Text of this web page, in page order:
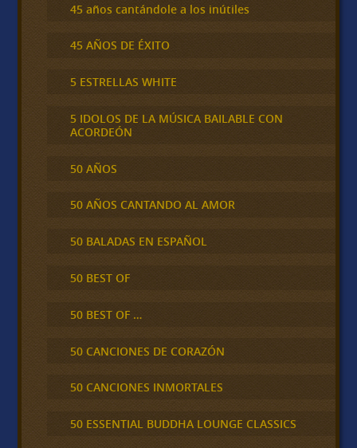
45 años cantándole a los inútiles
45 AÑOS DE ÉXITO
5 ESTRELLAS WHITE
5 IDOLOS DE LA MÚSICA BAILABLE CON
ACORDEÓN
50 AÑOS
50 AÑOS CANTANDO AL AMOR
50 BALADAS EN ESPAÑOL
50 BEST OF
50 BEST OF …
50 CANCIONES DE CORAZÓN
50 CANCIONES INMORTALES
50 ESSENTIAL BUDDHA LOUNGE CLASSICS